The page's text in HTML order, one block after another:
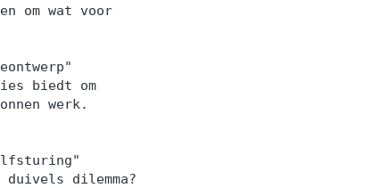
om wat voor
biedt om
werk.
dilemma?